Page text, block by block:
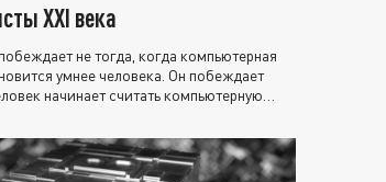
XXI века
не тогда, когда компьютерная
умнее человека. Он побеждает
начинает считать компьютерную